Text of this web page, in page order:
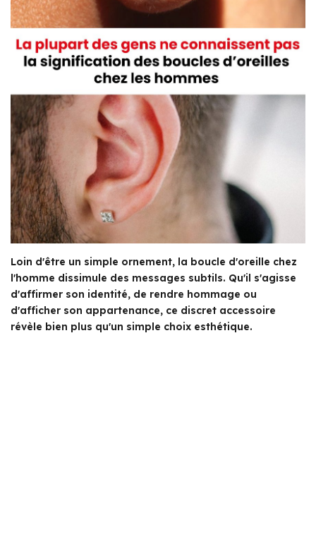
Loin d'être un simple ornement, la boucle d'oreille chez
l'homme dissimule des messages subtils. Qu'il s'agisse
d'affirmer son identité, de rendre hommage ou
d'afficher son appartenance, ce discret accessoire
révèle bien plus qu'un simple choix esthétique.